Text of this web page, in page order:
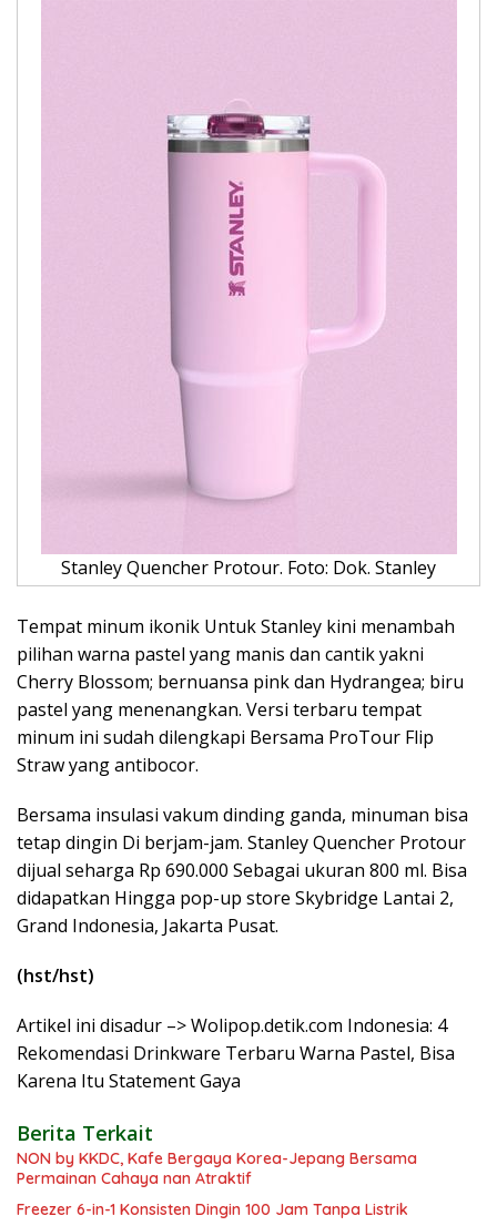
Stanley Quencher Protour. Foto: Dok. Stanley
Tempat minum ikonik Untuk Stanley kini menambah
pilihan warna pastel yang manis dan cantik yakni
Cherry Blossom; bernuansa pink dan Hydrangea; biru
pastel yang menenangkan. Versi terbaru tempat
minum ini sudah dilengkapi Bersama ProTour Flip
Straw yang antibocor.
Bersama insulasi vakum dinding ganda, minuman bisa
tetap dingin Di berjam-jam. Stanley Quencher Protour
dijual seharga Rp 690.000 Sebagai ukuran 800 ml. Bisa
didapatkan Hingga pop-up store Skybridge Lantai 2,
Grand Indonesia, Jakarta Pusat.
(hst/hst)
Artikel ini disadur –> Wolipop.detik.com Indonesia: 4
Rekomendasi Drinkware Terbaru Warna Pastel, Bisa
Karena Itu Statement Gaya
Berita Terkait
NON by KKDC, Kafe Bergaya Korea-Jepang Bersama
Permainan Cahaya nan Atraktif
Freezer 6-in-1 Konsisten Dingin 100 Jam Tanpa Listrik